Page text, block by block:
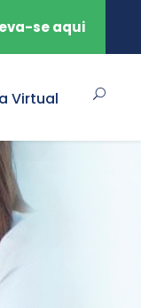
se aqui
Virtual